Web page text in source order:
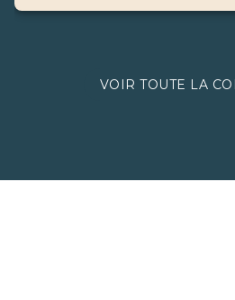
VOIR TOUTE LA